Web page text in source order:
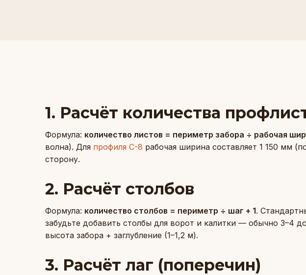
1. Расчёт количества
Формула: количество листов = периметр забора ÷ рабочая
волна). Для профиля С-8 рабочая ширина составляет 1 150 мм
сторону.
2. Расчёт столбов
Формула: количество столбов = периметр ÷ шаг + 1.
забудьте добавить столбы для ворот и калитки — обычно 3–4
высота забора + заглубление (1–1,2 м).
3. Расчёт лаг (поперечин)